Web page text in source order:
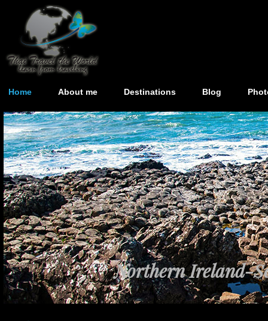
Home About me Destinations Blog
Northern Ireland-